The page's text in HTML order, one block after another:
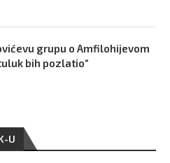
grupu o Amfilohijevom
bih pozlatio“
U